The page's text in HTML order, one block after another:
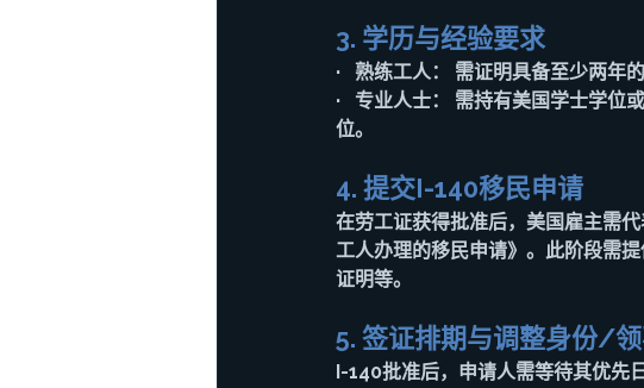
3. 学历与经验要求
· 熟练工人：
需证明具备至少两年
· 专业人士：
需持有美国学士学位
位。
4. 提交I-140移民申请
在劳工证获得批准后，美国雇主需
工人办理的移民申请》。此阶段需
证明等。
5. 签证排期与调整身份/
I-140批准后，申请人需等待其优先